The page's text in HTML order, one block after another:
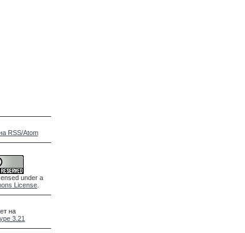
RSS/Atom
under a
License
на
3.21